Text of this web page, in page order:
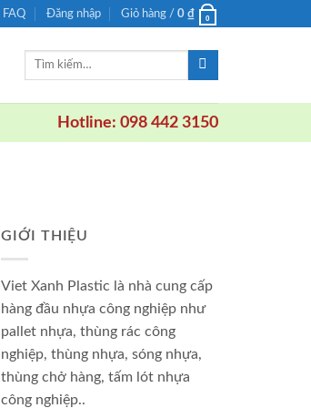
FAQ Đăng nhập Giỏ hàng / 0 ₫ 0
Tìm
Hotline: 098 442 3150
GIỚI THIỆU
Viet Xanh Plastic là nhà cung cấp
hàng đầu nhựa công nghiệp như
pallet nhựa, thùng rác công
nghiệp, thùng nhựa, sóng nhựa,
thùng chở hàng, tấm lót nhựa
công nghiệp..